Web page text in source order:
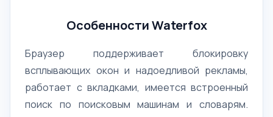
Особенности Waterfox
Браузер поддерживает блокировку
всплывающих окон и надоедливой рекламы,
работает с вкладками, имеется встроенный
поиск по поисковым машинам и словарям.